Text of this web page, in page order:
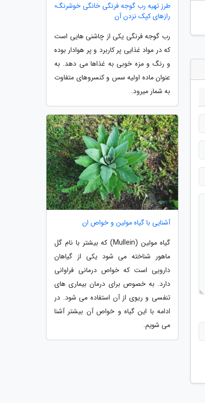
طرز تهیه رب گوجه فرنگی خانگی خوشرنگ؛
رازهای کپک نزدن آن
رب گوجه فرنگی یکی از چاشنی هایی است
که در مواد غذایی پر کاربرد و پر هوادار بوده
و رنگ و مزه خوبی به غذاها می دهد. به
عنوان ماده اولیه سس و کنسروهای متفاوت
به شمار میرود.
آشنایی با گیاه مولین و خواص ان
گیاه مولین (Mullein) که بیشتر با نام گل
ماهور شناخته می شود یکی از گیاهان
دارویی است که خواص درمانی فراوانی
دارد. به خصوص برای درمان بیماری های
تنفسی و ریوی از آن استفاده می شود. در
ادامه با این گیاه و خواص آن بیشتر آشنا
می شویم.